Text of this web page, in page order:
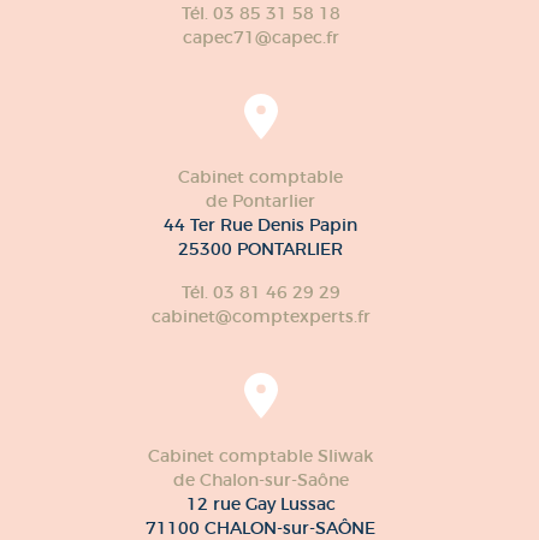
Tél. 03 85 31 58 18
capec71@capec.fr
Cabinet comptable
de Pontarlier
44 Ter Rue Denis Papin
25300 PONTARLIER
Tél. 03 81 46 29 29
cabinet@comptexperts.fr
Cabinet comptable Sliwak
de Chalon-sur-Saône
12 rue Gay Lussac
71100 CHALON-sur-SAÔNE